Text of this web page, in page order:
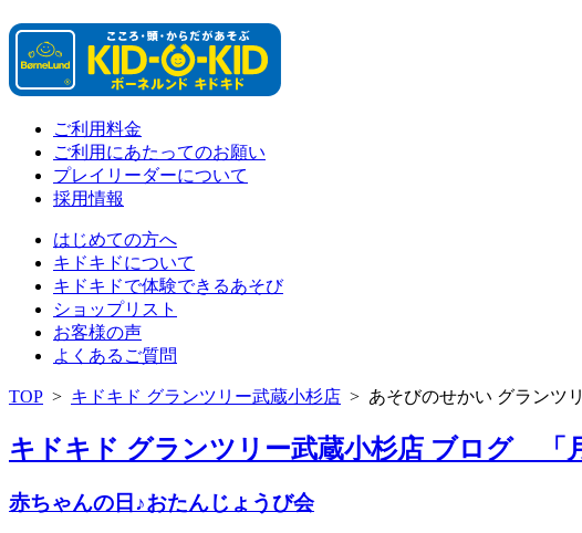
ご利用料金
ご利用にあたってのお願い
プレイリーダーについて
採用情報
はじめての方へ
キドキドについて
キドキドで体験できるあそび
ショップリスト
お客様の声
よくあるご質問
TOP > キドキド グランツリー武蔵小杉店 > あそびのせかい グランツ
キドキド グランツリー武蔵小杉店 ブログ 「月
赤ちゃんの日♪おたんじょうび会